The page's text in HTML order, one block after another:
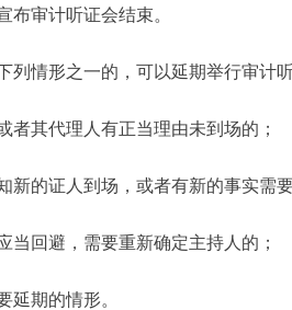
布审计听证会结束。
情形之一的，可以延期举行审计
者其代理人有正当理由未到场的；
新的证人到场，或者有新的事实需
当回避，需要重新确定主持人的；
延期的情形。